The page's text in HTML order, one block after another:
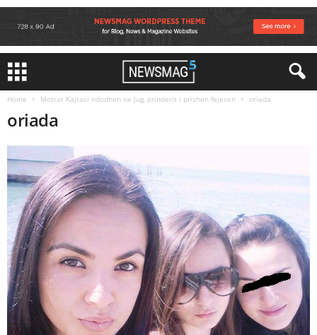
Home Motrat Kajtazi ndodhen ne Jug, prinderit i prishen fejesen oriada
oriada